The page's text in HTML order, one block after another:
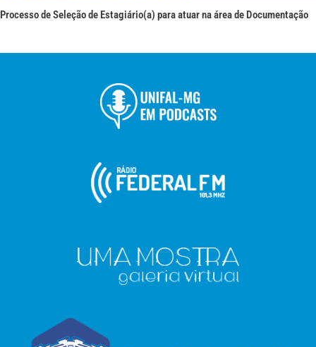
Processo de Seleção de Estagiário(a) para atuar na área de Documentação